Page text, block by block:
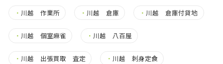
・ 川越 作業所 ・ 川越 倉庫 ・ 川越 倉庫付貸地
・ 川越 個室麻雀 ・ 川越 八百屋
・ 川越 出張買取 査定 ・ 川越 刺身定食